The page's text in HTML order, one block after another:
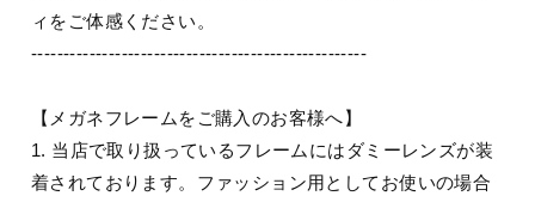
ィをご体感ください。
----------------------------------------------------
【メガネフレームをご購入のお客様へ】
1. 当店で取り扱っているフレームにはダミーレンズが装
着されております。ファッション用としてお使いの場合